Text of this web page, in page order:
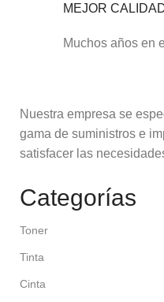
MEJOR
Muchos años en
Nuestra empresa se
gama de suministros e
satisfacer las
Categorías
Toner
Tinta
Cinta